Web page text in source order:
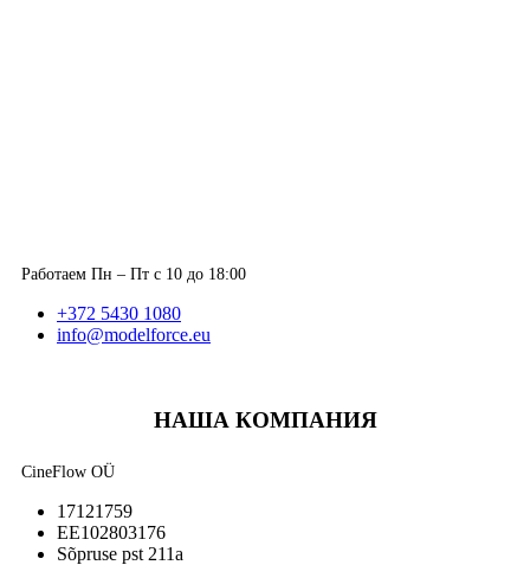
Работаем Пн – Пт с 10 до 18:00
+372 5430 1080
info@modelforce.eu
НАША КОМПАНИЯ
CineFlow OÜ
17121759
EE102803176
Sõpruse pst 211a